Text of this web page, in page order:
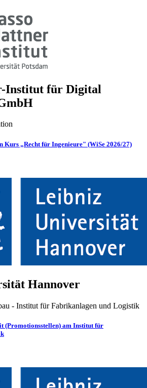
Institut für Digital
Kurs „Recht für Ingenieure" (WiSe 2026/27)
Han­no­ver
- Institut für Fabrikanlagen und Logistik
(Promotionsstellen) am Institut für